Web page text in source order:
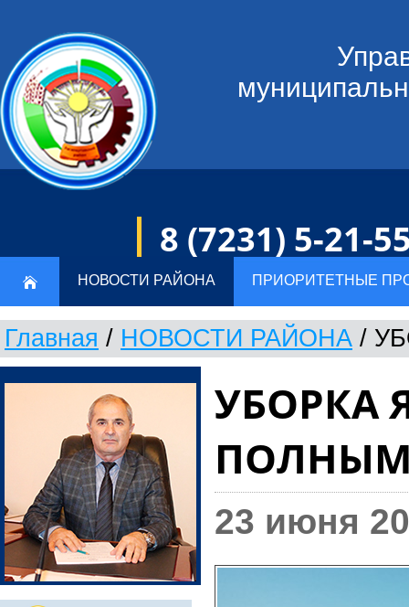
8 (7231) 5-21-
НОВОСТИ РАЙОНА ПРИОРИТЕТНЫЕ
Главная / НОВОСТИ РАЙОНА /
УБОРКА
23 июня